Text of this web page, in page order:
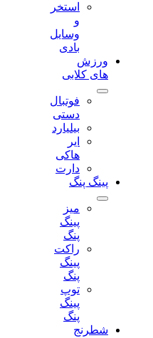
استخر
وسایل
ورزش
های کلابی
فوتبال
دستی
بیلیارد
دارت
پینگ پنگ
میز
راکت
توپ
شطرنج